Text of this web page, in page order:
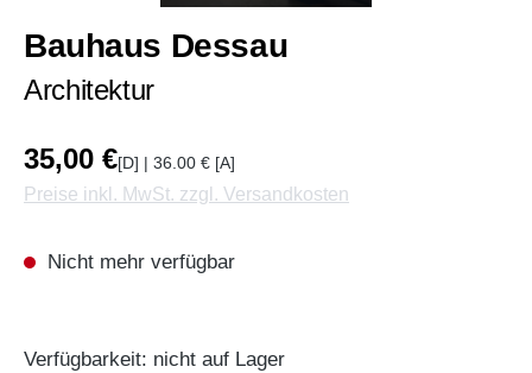
Bauhaus Dessau
Architektur
35,00 €[D] | 36.00 € [A]
Preise inkl. MwSt. zzgl. Versandkosten
Nicht mehr verfügbar
Verfügbarkeit: nicht auf Lager